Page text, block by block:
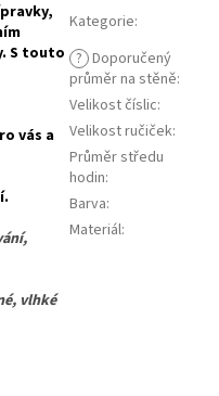
S touto
vás a
vlhké
Kategorie:
? Doporučený
průměr na stěně:
Velikost číslic:
Velikost ručiček:
Průměr středu
hodin:
Barva:
Materiál: